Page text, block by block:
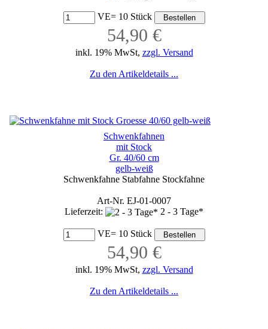
VE= 10 Stück
54,90 €
inkl. 19% MwSt, zzgl. Versand
Zu den Artikeldetails ...
Schwenkfahnen
mit Stock
Gr. 40/60 cm
gelb-weiß
Schwenkfahne Stabfahne Stockfahne
Art-Nr. EJ-01-0007
Lieferzeit:
2 - 3 Tage*
VE= 10 Stück
54,90 €
inkl. 19% MwSt, zzgl. Versand
Zu den Artikeldetails ...